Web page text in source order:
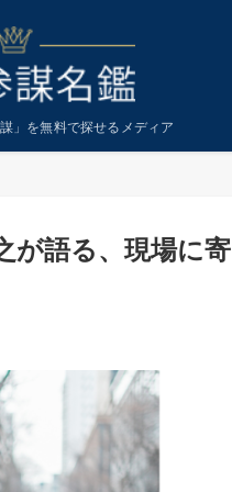
」を無料で探せるメディア
が語る、現場に寄